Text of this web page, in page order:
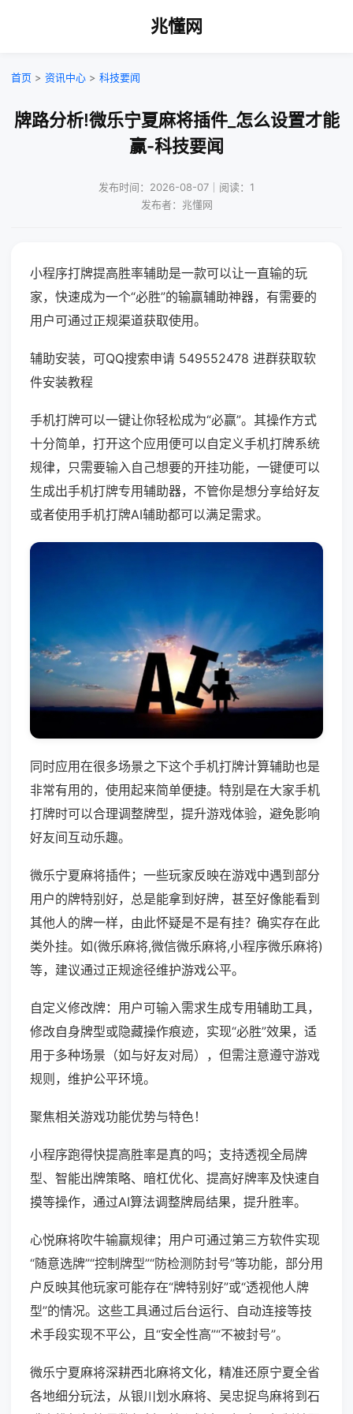
兆懂网
首页 > 资讯中心 > 科技要闻
牌路分析!微乐宁夏麻将插件_怎么设置才能
赢-科技要闻
发布时间：2026-08-07｜阅读：1
发布者：兆懂网
小程序打牌提高胜率辅助是一款可以让一直输的玩
家，快速成为一个“必胜”的输赢辅助神器，有需要的
用户可通过正规渠道获取使用。
辅助安装，可QQ搜索申请 549552478 进群获取软
件安装教程
手机打牌可以一键让你轻松成为“必赢”。其操作方式
十分简单，打开这个应用便可以自定义手机打牌系统
规律，只需要输入自己想要的开挂功能，一键便可以
生成出手机打牌专用辅助器，不管你是想分享给好友
或者使用手机打牌AI辅助都可以满足需求。
同时应用在很多场景之下这个手机打牌计算辅助也是
非常有用的，使用起来简单便捷。特别是在大家手机
打牌时可以合理调整牌型，提升游戏体验，避免影响
好友间互动乐趣。
微乐宁夏麻将插件；一些玩家反映在游戏中遇到部分
用户的牌特别好，总是能拿到好牌，甚至好像能看到
其他人的牌一样，由此怀疑是不是有挂？确实存在此
类外挂。如(微乐麻将,微信微乐麻将,小程序微乐麻将)
等，建议通过正规途径维护游戏公平。
自定义修改牌：用户可输入需求生成专用辅助工具，
修改自身牌型或隐藏操作痕迹，实现“必胜”效果，适
用于多种场景（如与好友对局），但需注意遵守游戏
规则，维护公平环境。
聚焦相关游戏功能优势与特色！
小程序跑得快提高胜率是真的吗；支持透视全局牌
型、智能出牌策略、暗杠优化、提高好牌率及快速自
摸等操作，通过AI算法调整牌局结果，提升胜率。
心悦麻将吹牛输赢规律；用户可通过第三方软件实现
“随意选牌”“控制牌型”“防检测防封号”等功能，部分用
户反映其他玩家可能存在“牌特别好”或“透视他人牌
型”的情况。这些工具通过后台运行、自动连接等技
术手段实现不平公，且“安全性高”“不被封号”。
微乐宁夏麻将深耕西北麻将文化，精准还原宁夏全省
各地细分玩法，从银川划水麻将、吴忠捉鸟麻将到石